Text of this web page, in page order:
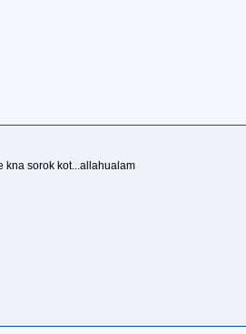
kna sorok kot...allahualam